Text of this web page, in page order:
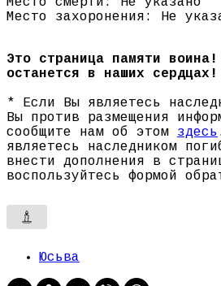
Место захоронения: Не
Это страница памяти
останется в наших сердцах!
* Если Вы являетесь
Вы против размещения
сообщите нам об этом здесь
являетесь наследником
внести дополнения в
воспользуйтесь формой
Юсьва